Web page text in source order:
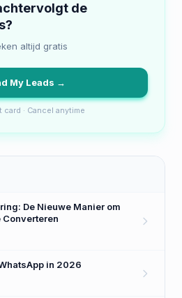
de
altijd gratis
My Leads →
card · Cancel anytime
De Nieuwe Manier om
Converteren
in 2026